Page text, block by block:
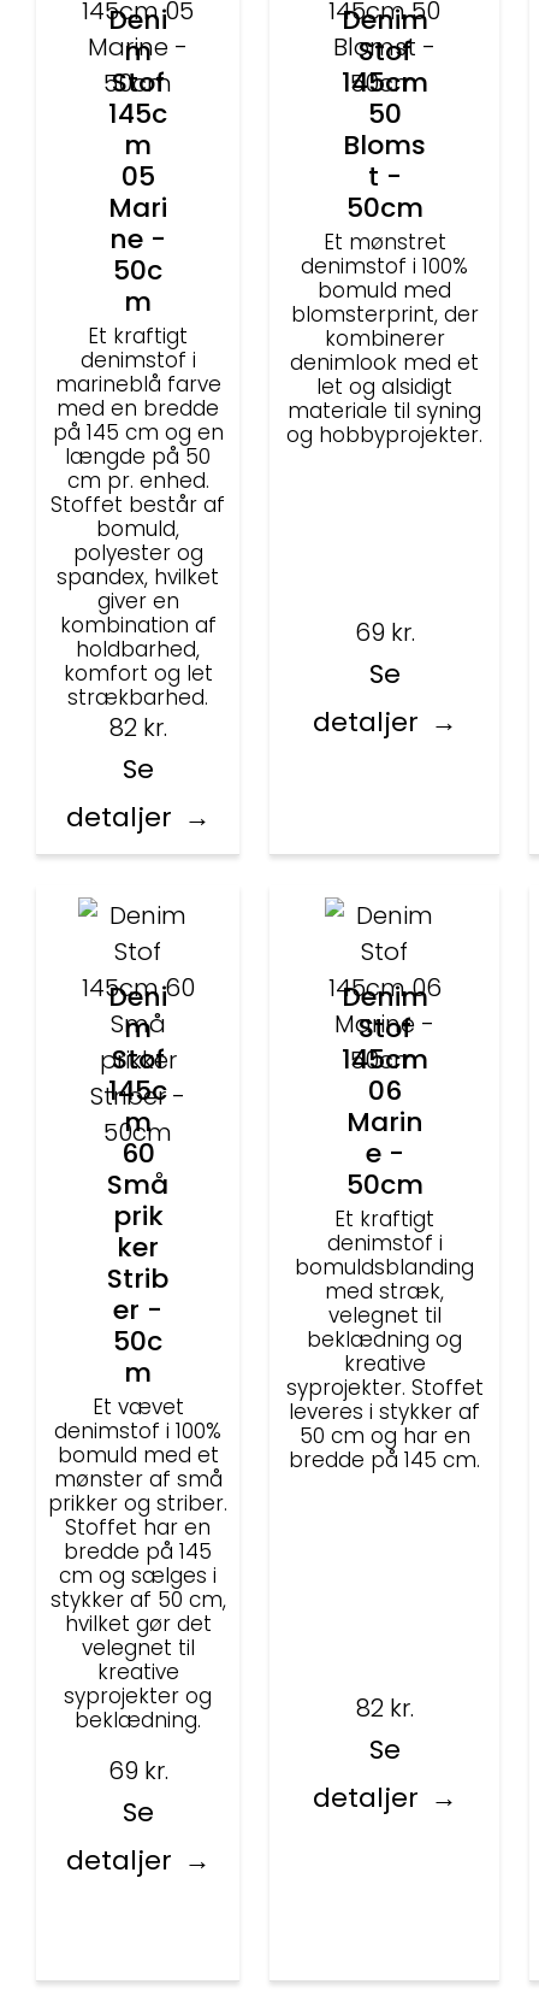
Deni
m
Stof
145c
m
05
Mari
ne -
50c
m
Et kraftigt
denimstof i
marineblå farve
med en bredde
på 145 cm og en
længde på 50
cm pr. enhed.
Stoffet består af
bomuld,
polyester og
spandex, hvilket
giver en
kombination af
holdbarhed,
komfort og let
strækbarhed.
82 kr.
Se
detaljer
Denim
Stof
145cm
50
Bloms
t -
50cm
Et mønstret
denimstof i 100%
bomuld med
blomsterprint, der
kombinerer
denimlook med et
let og alsidigt
materiale til syning
og hobbyprojekter.
69 kr.
Se
detaljer
Deni
m
Stof
145c
m
60
Små
prik
ker
Strib
er -
50c
m
Et vævet
denimstof i 100%
bomuld med et
mønster af små
prikker og striber.
Stoffet har en
bredde på 145
cm og sælges i
stykker af 50 cm,
hvilket gør det
velegnet til
kreative
syprojekter og
beklædning.
69 kr.
Se
detaljer
Denim
Stof
145cm
06
Marin
e -
50cm
Et kraftigt
denimstof i
bomuldsblanding
med stræk,
velegnet til
beklædning og
kreative
syprojekter. Stoffet
leveres i stykker af
50 cm og har en
bredde på 145 cm.
82 kr.
Se
detaljer